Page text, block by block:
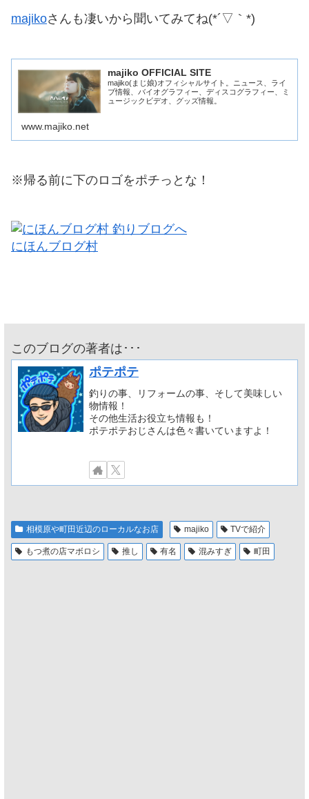
majikoさんも凄いから聞いてみてね(*´▽｀*)
majiko OFFICIAL SITE
majiko(まじ娘)オフィシャルサイト。ニュース、ライ
ブ情報、バイオグラフィー、ディスコグラフィー、ミ
ュージックビデオ、グッズ情報。
www.majiko.net
※帰る前に下のロゴをポチっとな！
にほんブログ村
このブログの著者は･･･
ポテポテ
釣りの事、リフォームの事、そして美味しい
物情報！
その他生活お役立ち情報も！
ポテポテおじさんは色々書いていますよ！
相模原や町田近辺のローカルなお店 majiko TVで紹介
もつ煮の店マボロシ 推し 有名 混みすぎ 町田